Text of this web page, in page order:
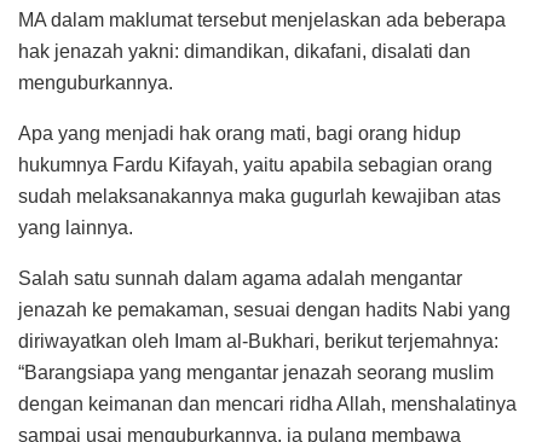
MA dalam maklumat tersebut menjelaskan ada beberapa
hak jenazah yakni: dimandikan, dikafani, disalati dan
menguburkannya.
Apa yang menjadi hak orang mati, bagi orang hidup
hukumnya Fardu Kifayah, yaitu apabila sebagian orang
sudah melaksanakannya maka gugurlah kewajiban atas
yang lainnya.
Salah satu sunnah dalam agama adalah mengantar
jenazah ke pemakaman, sesuai dengan hadits Nabi yang
diriwayatkan oleh Imam al-Bukhari, berikut terjemahnya:
“Barangsiapa yang mengantar jenazah seorang muslim
dengan keimanan dan mencari ridha Allah, menshalatinya
sampai usai menguburkannya, ia pulang membawa